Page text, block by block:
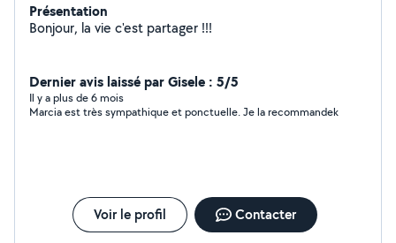
Présentation
Bonjour, la vie c'est partager !!!
Dernier avis laissé par Gisele : 5/5
Il y a plus de 6 mois
Marcia est très sympathique et ponctuelle. Je la recommandek
Voir le profil Contacter